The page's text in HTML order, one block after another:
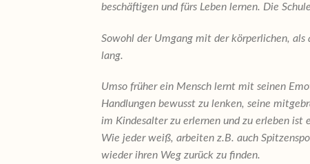
beschäftigen und fürs Leben lernen. Die
Sowohl der Umgang mit der körperlichen,
lang.
Umso früher ein Mensch lernt mit seinen
Handlungen bewusst zu lenken, seine
im Kindesalter zu erlernen und zu erleben ist
Wie jeder weiß, arbeiten z.B. auch
wieder ihren Weg zurück zu finden.